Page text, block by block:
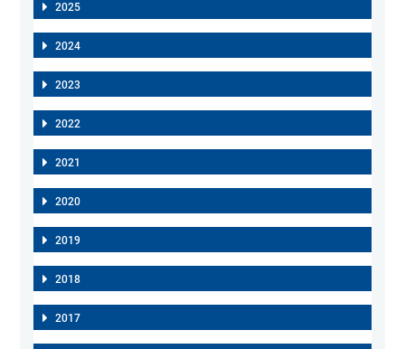
2025
2024
2023
2022
2021
2020
2019
2018
2017